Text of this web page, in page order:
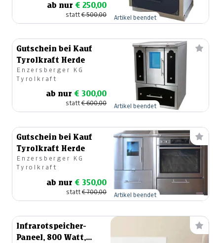
ab nur € 250,00
statt€ 500,00 Artikel beendet
Gutschein bei Kauf
Tyrolkraft Herde
Enzersberger KG
Tyrolkraft
ab nur € 300,00
statt€ 600,00 Artikel beendet
Gutschein bei Kauf
Tyrolkraft Herde
Enzersberger KG
Tyrolkraft
ab nur € 350,00
statt€ 700,00 Artikel beendet
Infrarotspeicher-
Paneel, 800 Watt,